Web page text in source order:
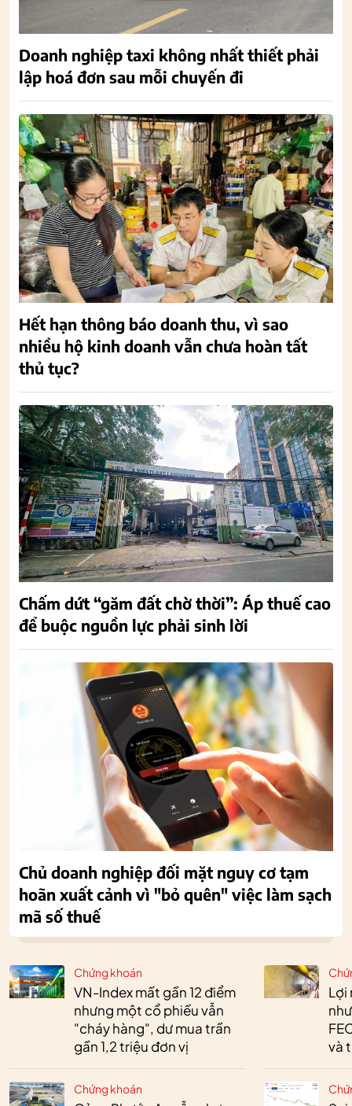
Chứng khoán
VN-Index mất gần 12 điểm
nhưng một cổ phiếu vẫn
"cháy hàng", dư mua trần
gần 1,2 triệu đơn vị
Chứng khoán
Lợi
và
Doanh nghiệp taxi không nhất thiết phải
lập hoá đơn sau mỗi chuyến đi
Hết hạn thông báo doanh thu, vì sao
nhiều hộ kinh doanh vẫn chưa hoàn tất
thủ tục?
Chấm dứt “găm đất chờ thời”: Áp thuế cao
để buộc nguồn lực phải sinh lời
Chủ doanh nghiệp đối mặt nguy cơ tạm
hoãn xuất cảnh vì "bỏ quên" việc làm sạch
mã số thuế